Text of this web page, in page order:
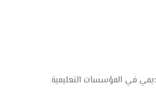
في المؤسسات التعليمية.